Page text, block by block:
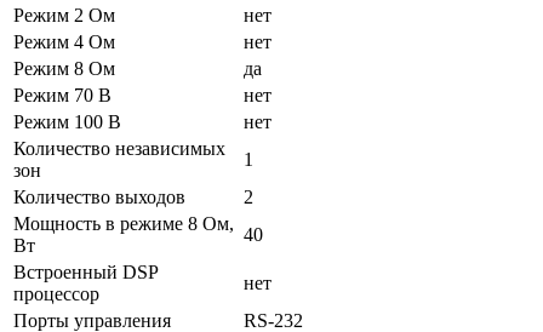
Режим 2 Ом
нет
Режим 4 Ом
нет
Режим 8 Ом
да
Режим 70 В
нет
Режим 100 В
нет
Количество независимых
зон
1
Количество выходов
2
Мощность в режиме 8 Ом,
Вт
40
Встроенный DSP
процессор
нет
Порты управления
RS-232